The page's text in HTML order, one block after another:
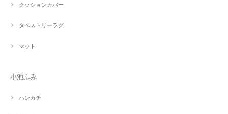
クッションカバー
タペストリーラグ
マット
小池ふみ
ハンカチ